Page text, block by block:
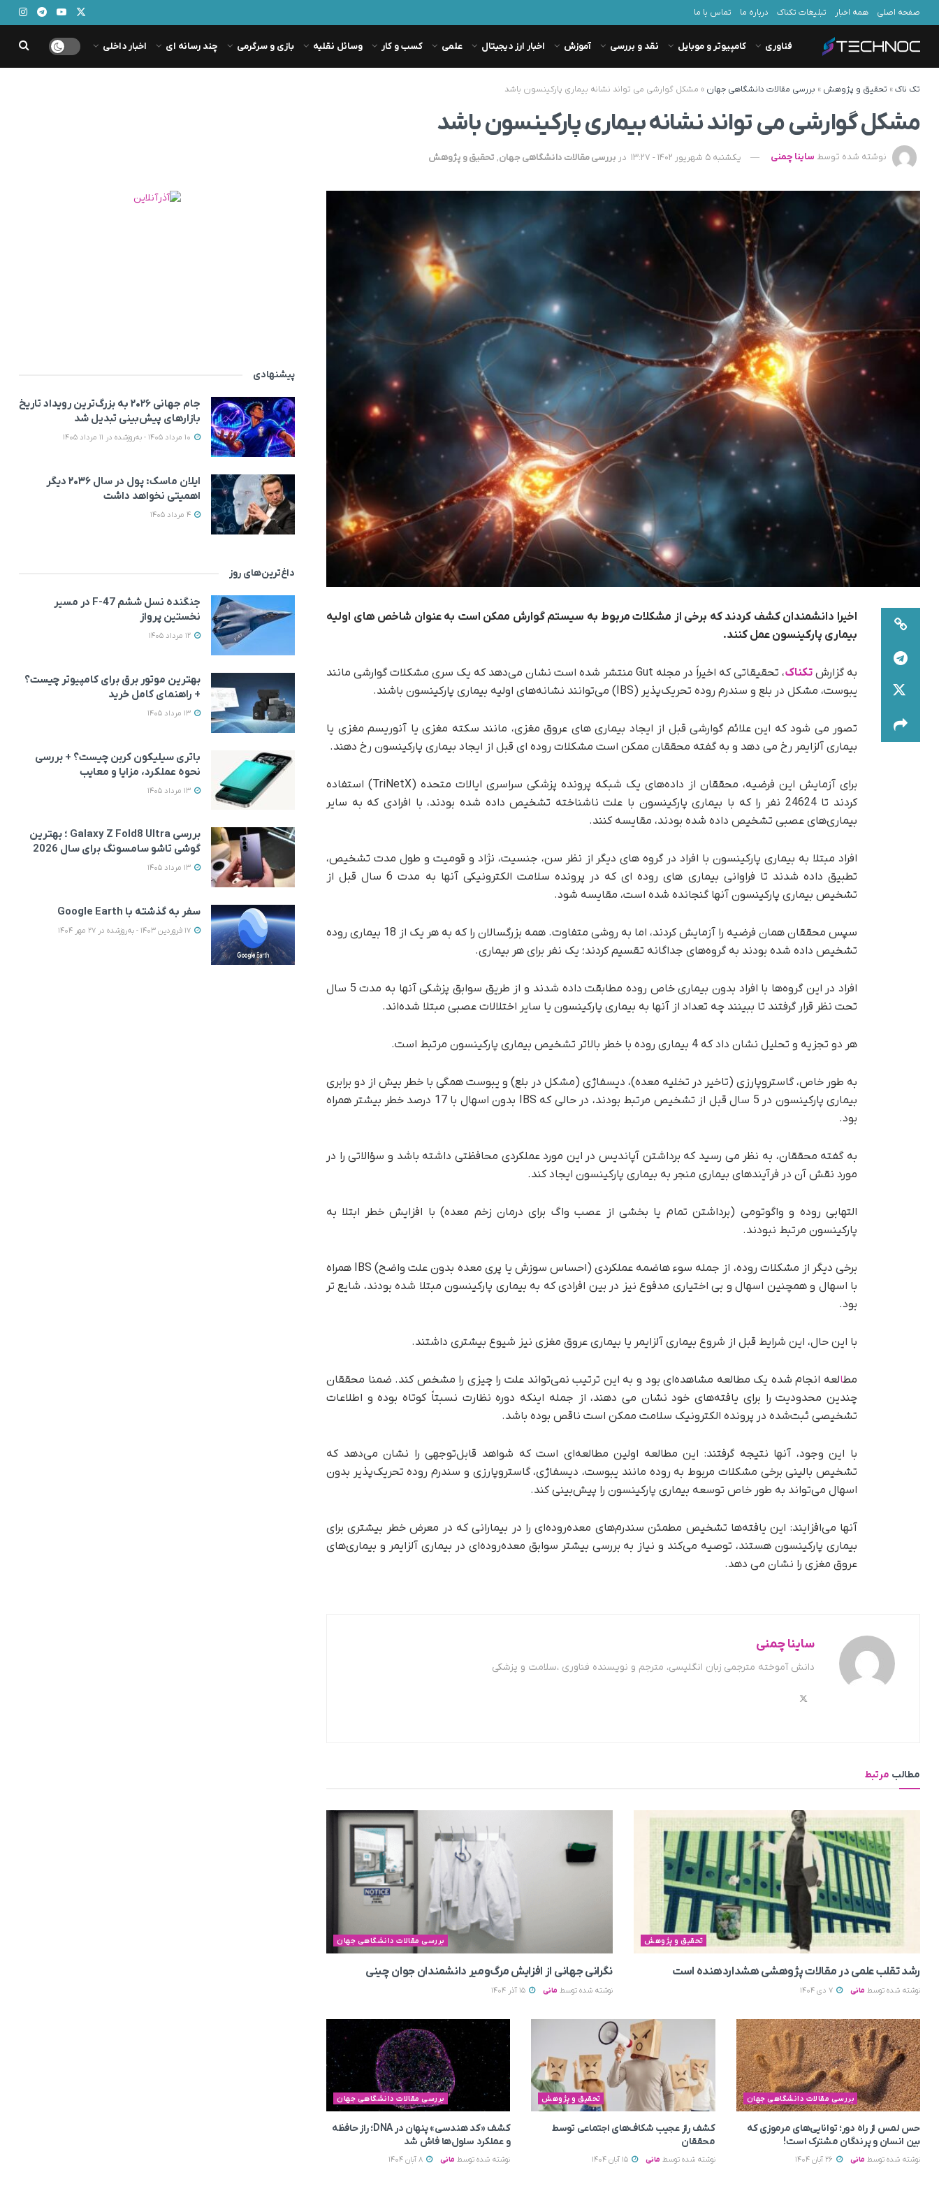
صفحه اصلی همه اخبار تبلیغات تکناک درباره ما تماس با ما
فناوری کامپیوتر و موبایل نقد و بررسی آموزش اخبار ارز دیجیتال علمی کسب و کار وسائل نقلیه بازی و سرگرمی چند رسانه ای اخبار داخلی
تک ناک» تحقیق و پژوهش » بررسی مقالات دانشگاهی جهان » مشکل گوارشی می تواند نشانه بیماری پارکینسون باشد
مشکل گوارشی می تواند نشانه بیماری پارکینسون باشد
نوشته شده توسط ساینا چمنی یکشنبه 5 شهریور 1402 - 13:27 در بررسی مقالات دانشگاهی جهان, تحقیق و پژوهش
اخیرا دانشمندان کشف کردند که برخی از مشکلات مربوط به سیستم گوارش ممکن است به عنوان شاخص های اولیه
بیماری پارکینسون عمل کنند.
به گزارشتکناک
، تحقیقاتی که اخیراً در مجله Gut منتشر شده است نشان می‌دهد که یک سری مشکلات گوارشی مانند
یبوست، مشکل در بلع و سندرم روده تحریک‌پذیر (IBS) می‌توانند نشانه‌های اولیه بیماری پارکینسون باشند.
تصور می شود که این علائم گوارشی قبل از ایجاد بیماری های عروق مغزی، مانند سکته مغزی یا آنوریسم مغزی یا
بیماری آلزایمر رخ می دهد و به گفته محققان ممکن است مشکلات روده ای قبل از ایجاد بیماری پارکینسون رخ دهند.
برای آزمایش این فرضیه، محققان از داده‌های یک شبکه پرونده پزشکی سراسری ایالات متحده (TriNetX) استفاده
کردند تا 24624 نفر را که با بیماری پارکینسون با علت ناشناخته تشخیص داده شده بودند، با افرادی که به سایر
بیماری‌های عصبی تشخیص داده شده بودند، مقایسه کنند.
افراد مبتلا به بیماری پارکینسون با افراد در گروه های دیگر از نظر سن، جنسیت، نژاد و قومیت و طول مدت تشخیص،
تطبیق داده شدند تا فراوانی بیماری های روده ای که در پرونده سلامت الکترونیکی آنها به مدت 6 سال قبل از
تشخیص بیماری پارکینسون آنها گنجانده شده است، مقایسه شود.
سپس محققان همان فرضیه را آزمایش کردند، اما به روشی متفاوت. همه بزرگسالان را که به هر یک از 18 بیماری روده
تشخیص داده شده بودند به گروه‌های جداگانه تقسیم کردند؛ یک نفر برای هر بیماری.
افراد در این گروه‌ها با افراد بدون بیماری خاص روده مطابقت داده شدند و از طریق سوابق پزشکی آنها به مدت 5 سال
تحت نظر قرار گرفتند تا ببینند چه تعداد از آنها به بیماری پارکینسون یا سایر اختلالات عصبی مبتلا شده‌اند.
هر دو تجزیه و تحلیل نشان داد که 4 بیماری روده با خطر بالاتر تشخیص بیماری پارکینسون مرتبط است.
به طور خاص، گاستروپارزی (تاخیر در تخلیه معده)، دیسفاژی (مشکل در بلع) و یبوست همگی با خطر بیش از دو برابری
بیماری پارکینسون در 5 سال قبل از تشخیص مرتبط بودند، در حالی که IBS بدون اسهال با 17 درصد خطر بیشتر همراه
بود.
به گفته محققان، به نظر می رسید که برداشتن آپاندیس در این مورد عملکردی محافظتی داشته باشد و سؤالاتی را در
مورد نقش آن در فرآیندهای بیماری منجر به بیماری پارکینسون ایجاد کند.
التهابی روده و واگوتومی (برداشتن تمام یا بخشی از عصب واگ برای درمان زخم معده) با افزایش خطر ابتلا به
پارکینسون مرتبط نبودند.
برخی دیگر از مشکلات روده، از جمله سوء هاضمه عملکردی (احساس سوزش یا پری معده بدون علت واضح) IBS همراه
با اسهال و همچنین اسهال و بی اختیاری مدفوع نیز در بین افرادی که به بیماری پارکینسون مبتلا شده بودند، شایع تر
بود.
با این حال، این شرایط قبل از شروع بیماری آلزایمر یا بیماری عروق مغزی نیز شیوع بیشتری داشتند.
مطالعه انجام شده یک مطالعه مشاهده‌ای بود و به این ترتیب نمی‌تواند علت را چیزی را مشخص کند. ضمنا محققان
چندین محدودیت را برای یافته‌های خود نشان می دهند، از جمله اینکه دوره نظارت نسبتاً کوتاه بوده و اطلاعات
تشخیصی ثبت‌شده در پرونده الکترونیک سلامت ممکن است ناقص بوده باشد.
با این وجود، آنها نتیجه گرفتند: این مطالعه اولین مطالعه‌ای است که شواهد قابل‌توجهی را نشان می‌دهد که
تشخیص بالینی برخی مشکلات مربوط به روده مانند یبوست، دیسفاژی، گاستروپارزی و سندرم روده تحریک‌پذیر بدون
اسهال می‌تواند به طور خاص توسعه بیماری پارکینسون را پیش‌بینی کند.
آنها می‌افزایند: این یافته‌ها تشخیص مطمئن سندرم‌های معده‌روده‌ای را در بیمارانی که در معرض خطر بیشتری برای
بیماری پارکینسون هستند، توصیه می‌کند و نیاز به بررسی بیشتر سوابق معده‌روده‌ای در بیماری آلزایمر و بیماری‌های
عروق مغزی را نشان می دهد.
ساینا چمنی
دانش آموخته مترجمی زبان انگلیسی، مترجم و نویسنده فناوری ،سلامت و پزشکی
مطالب مرتبط
تحقیق و پژوهش
رشد تقلب علمی در مقالات پژوهشی هشداردهنده است
نوشته شده توسط مانی
بررسی مقالات دانشگاهی جهان
نگرانی جهانی از افزایش مرگ‌ومیر دانشمندان جوان چینی
نوشته شده توسط مانی
بررسی مقالات دانشگاهی جهان
حس لمس از راه دور؛ توانایی‌های مرموزی که
بین انسان و پرندگان مشترک است!
نوشته شده توسط مانی
تحقیق و پژوهش
کشف راز عجیب شکاف‌های اجتماعی توسط
محققان
نوشته شده توسط مانی 15 آبان 1404
بررسی مقالات دانشگاهی جهان
کشف «کد هندسی» پنهان در DNA؛ راز حافظه
و عملکرد سلول‌ها فاش شد
نوشته شده توسط مانی
پیشنهادی
جام جهانی ۲۰۲۶ به بزرگ‌ترین رویداد تاریخ
بازارهای پیش‌بینی تبدیل شد
ایلان ماسک: پول در سال ۲۰۳۶ دیگر
اهمیتی نخواهد داشت
داغ‌ترین‌های روز
جنگنده نسل ششم F-47 در مسیر
نخستین پرواز
بهترین موتور برق برای کامپیوتر چیست؟
+ راهنمای کامل خرید
باتری سیلیکون کربن چیست؟ + بررسی
نحوه عملکرد، مزایا و معایب
بررسی Galaxy Z Fold8 Ultra ؛ بهترین
گوشی تاشو سامسونگ برای سال 2026
سفر به گذشته با Google Earth